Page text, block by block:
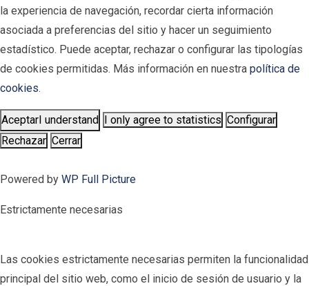
la experiencia de navegación, recordar cierta información
asociada a preferencias del sitio y hacer un seguimiento
estadístico. Puede aceptar, rechazar o configurar las tipologías
de cookies permitidas. Más información en nuestra política de
cookies.
AceptarI understand I only agree to statistics Configurar
Rechazar Cerrar
Powered by WP Full Picture
Estrictamente necesarias
Las cookies estrictamente necesarias permiten la funcionalidad
principal del sitio web, como el inicio de sesión de usuario y la